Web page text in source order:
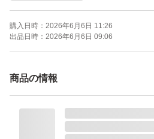
ソフトの動作確認済みになりま
また傷が気になるような方はご
購入日時： 2026年6月6日 11:26
出品日時： 2026年6月6日 09:06
商品の情報